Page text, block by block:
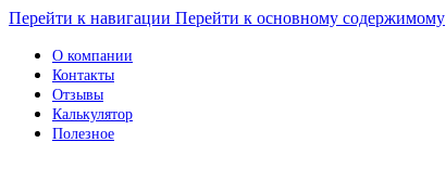
Перейти к навигации Перейти к основному содержимому
О компании
Контакты
Отзывы
Калькулятор
Полезное